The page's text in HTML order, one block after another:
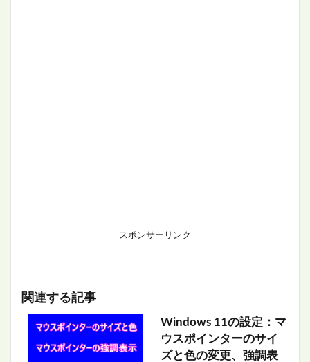
スポンサーリンク
関連する記事
Windows 11の設定：マ
ウスポインターのサイ
ズと色の変更、強調表